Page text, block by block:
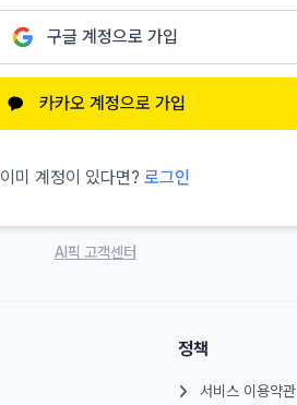
구글 계정으로 가입
카카오 계정으로 가입
이미 계정이 있다면? 로그인
AI픽 고객센터
정책
서비스 이용약관